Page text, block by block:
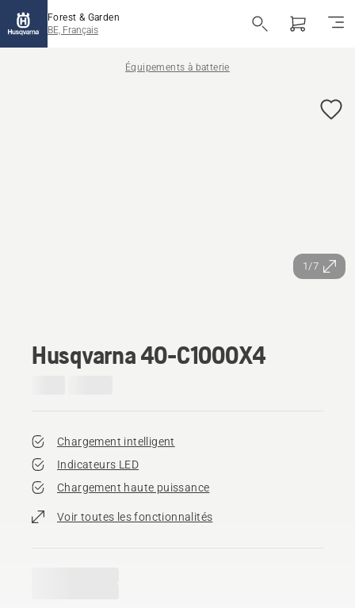
Forest & Garden
BE, Français
Équipements à batterie
1/7
Husqvarna 40-C1000X4
Chargement intelligent
Indicateurs LED
Chargement haute puissance
Voir toutes les fonctionnalités